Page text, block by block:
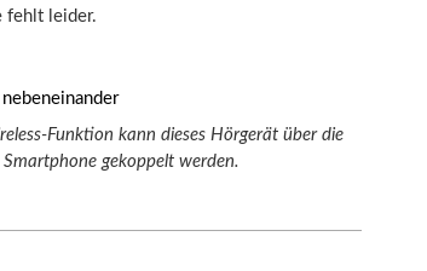
fehlt leider.
Funktion kann dieses Hörgerät über die
gekoppelt werden.